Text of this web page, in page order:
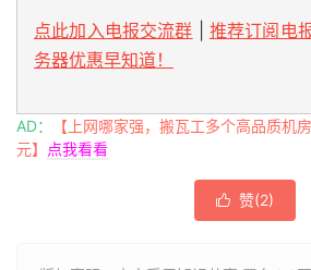
点此加入电报交流群
推荐订阅电
务器优惠早知道！
AD：
【上网哪家强，搬瓦工多个高品质机
元】
点我看看
 赞(2)